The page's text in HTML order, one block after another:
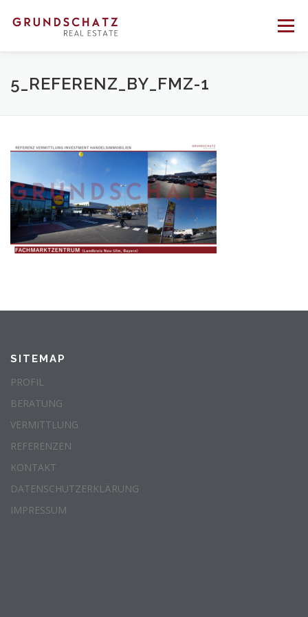
zum
Menü
PROFIL BERATUNG VERMITTLUNG
5_REFERENZ_BY_FMZ-1
SITEMAP
PROFIL
BERATUNG
VERMITTLUNG
REFERENZEN
KONTAKT
DATENSCHUTZERKLÄRUNG
IMPRESSUM